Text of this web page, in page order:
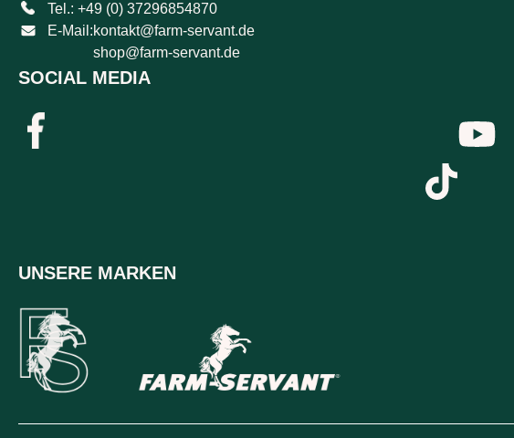
Tel.: +49 (0) 37296854870
E-Mail:kontakt@farm-servant.de
shop@farm-servant.de
SOCIAL MEDIA
UNSERE MARKEN